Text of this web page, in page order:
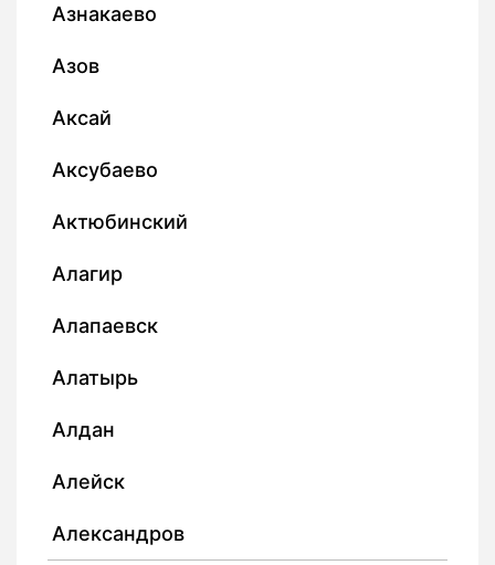
Азнакаево
Азов
Аксай
Аксубаево
Актюбинский
Алагир
Алапаевск
Алатырь
Алдан
Алейск
Александров